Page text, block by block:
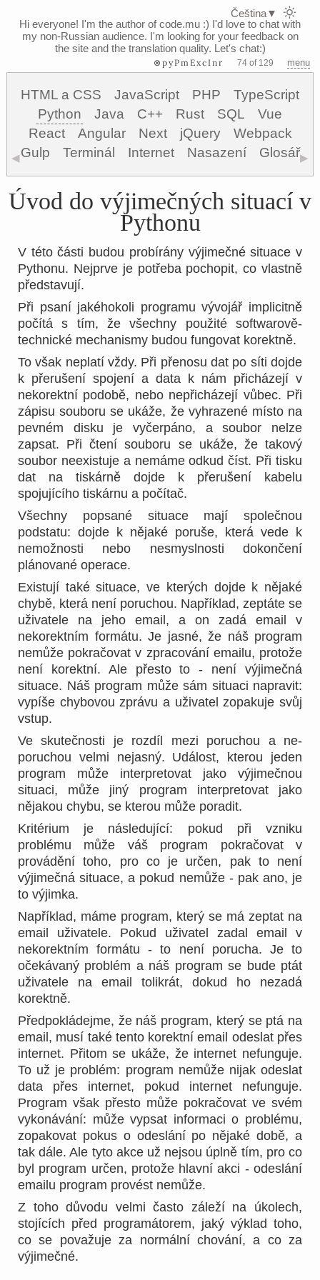
Hi everyone! I'm the author of code.mu :) I'd love to chat with
my non-Russian audience. I'm looking for your feedback on
the site and the translation quality. Let's chat:)
⊗pyPmExcInr 74 of 129 menu
HTML a CSS JavaScript PHP
TypeScript
Python
Java C++ Rust SQL
Vue
React
Angular Next jQuery
Webpack
Gulp
Terminál Internet Nasazení Glosář
◀ ▶
Úvod do výjimečných situací v
Pythonu
V této části budou probírány výjimečné situace v
Pythonu. Nejprve je potřeba pochopit, co vlastně
představují.
Při psaní jakéhokoli programu vývojář implicitně
počítá s tím, že všechny použité softwarově-
technické mechanismy budou fungovat korektně.
To však neplatí vždy. Při přenosu dat po síti dojde
k přerušení spojení a data k nám přicházejí v
nekorektní podobě, nebo nepřicházejí vůbec. Při
zápisu souboru se ukáže, že vyhrazené místo na
pevném disku je vyčerpáno, a soubor nelze
zapsat. Při čtení souboru se ukáže, že takový
soubor neexistuje a nemáme odkud číst. Při tisku
dat na tiskárně dojde k přerušení kabelu
spojujícího tiskárnu a počítač.
Všechny popsané situace mají společnou
podstatu: dojde k nějaké poruše, která vede k
nemožnosti nebo nesmyslnosti dokončení
plánované operace.
Existují také situace, ve kterých dojde k nějaké
chybě, která není poruchou. Například, zeptáte se
uživatele na jeho email, a on zadá email v
nekorektním formátu. Je jasné, že náš program
nemůže pokračovat v zpracování emailu, protože
není korektní. Ale přesto to - není výjimečná
situace. Náš program může sám situaci napravit:
vypíše chybovou zprávu a uživatel zopakuje svůj
vstup.
Ve skutečnosti je rozdíl mezi poruchou a ne-
poruchou velmi nejasný. Událost, kterou jeden
program může interpretovat jako výjimečnou
situaci, může jiný program interpretovat jako
nějakou chybu, se kterou může poradit.
Kritérium je následující: pokud při vzniku
problému může váš program pokračovat v
provádění toho, pro co je určen, pak to není
výjimečná situace, a pokud nemůže - pak ano, je
to výjimka.
Například, máme program, který se má zeptat na
email uživatele. Pokud uživatel zadal email v
nekorektním formátu - to není porucha. Je to
očekávaný problém a náš program se bude ptát
uživatele na email tolikrát, dokud ho nezadá
korektně.
Předpokládejme, že náš program, který se ptá na
email, musí také tento korektní email odeslat přes
internet. Přitom se ukáže, že internet nefunguje.
To už je problém: program nemůže nijak odeslat
data přes internet, pokud internet nefunguje.
Program však přesto může pokračovat ve svém
vykonávání: může vypsat informaci o problému,
zopakovat pokus o odeslání po nějaké době, a
tak dále. Ale tyto akce už nejsou úplně tím, pro co
byl program určen, protože hlavní akci - odeslání
emailu program provést nemůže.
Z toho důvodu velmi často záleží na úkolech,
stojících před programátorem, jaký výklad toho,
co se považuje za normální chování, a co za
výjimečné.
Čeština▼